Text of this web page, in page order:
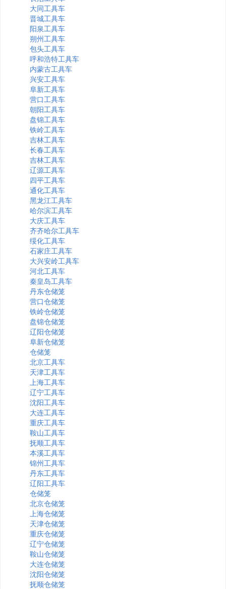
大同工具车
晋城工具车
阳泉工具车
朔州工具车
包头工具车
呼和浩特工具车
内蒙古工具车
兴安工具车
阜新工具车
营口工具车
朝阳工具车
盘锦工具车
铁岭工具车
吉林工具车
长春工具车
吉林工具车
辽源工具车
四平工具车
通化工具车
黑龙江工具车
哈尔滨工具车
大庆工具车
齐齐哈尔工具车
绥化工具车
石家庄工具车
大兴安岭工具车
河北工具车
秦皇岛工具车
丹东仓储笼
营口仓储笼
铁岭仓储笼
盘锦仓储笼
辽阳仓储笼
阜新仓储笼
仓储笼
北京工具车
天津工具车
上海工具车
辽宁工具车
沈阳工具车
大连工具车
重庆工具车
鞍山工具车
抚顺工具车
本溪工具车
锦州工具车
丹东工具车
辽阳工具车
仓储笼
北京仓储笼
上海仓储笼
天津仓储笼
重庆仓储笼
辽宁仓储笼
鞍山仓储笼
大连仓储笼
沈阳仓储笼
抚顺仓储笼